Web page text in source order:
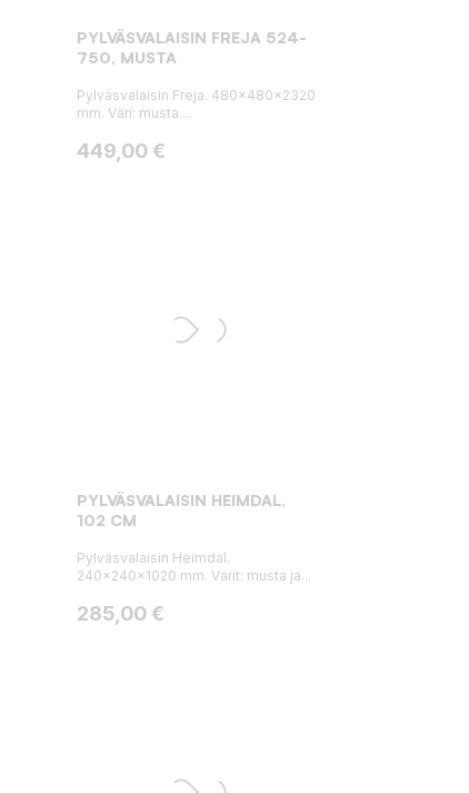
PYLVÄSVALAISIN FREJA 524-
750, MUSTA
Pylväsvalaisin Freja. 480x480x2320
mm. Väri: musta....
Hinta
449,00 €
PYLVÄSVALAISIN HEIMDAL,
102 CM
Pylväsvalaisin Heimdal.
240x240x1020 mm. Värit: musta ja...
Hinta
285,00 €